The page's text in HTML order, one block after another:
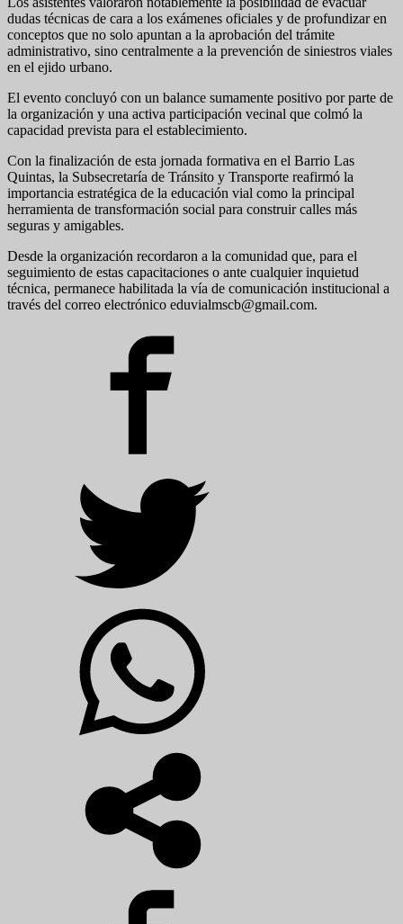
dudas técnicas de cara a los exámenes oficiales y de profundizar en
conceptos que no solo apuntan a la aprobación del trámite
administrativo, sino centralmente a la prevención de siniestros viales
en el ejido urbano.
El evento concluyó con un balance sumamente positivo por parte de
la organización y una activa participación vecinal que colmó la
capacidad prevista para el establecimiento.
Con la finalización de esta jornada formativa en el Barrio Las
Quintas, la Subsecretaría de Tránsito y Transporte reafirmó la
importancia estratégica de la educación vial como la principal
herramienta de transformación social para construir calles más
seguras y amigables.
Desde la organización recordaron a la comunidad que, para el
seguimiento de estas capacitaciones o ante cualquier inquietud
técnica, permanece habilitada la vía de comunicación institucional a
través del correo electrónico eduvialmscb@gmail.com.